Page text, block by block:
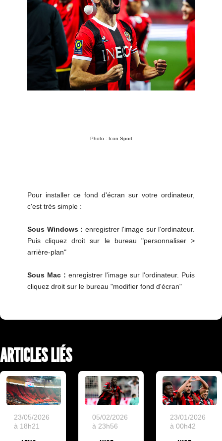
Photo : Icon Sport
Pour installer ce fond d'écran sur votre ordinateur,
c'est très simple :
Sous Windows : enregistrer l'image sur l'ordinateur.
Puis cliquez droit sur le bureau "personnaliser >
arrière-plan"
Sous Mac : enregistrer l'image sur l'ordinateur. Puis
cliquez droit sur le bureau "modifier fond d'écran"
ARTICLES LIÉS
23/05/2026
à 18h21
05/02/2026
à 23h56
23/01/2026
à 00h42